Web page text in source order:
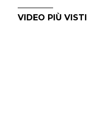
VIDEO PIÙ VISTI